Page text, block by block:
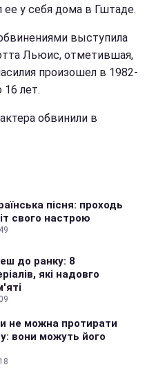
ее у себя дома в Гштаде.
выступила
Льюис, отметившая,
произошел в 1982-
лет.
обвинили в
пісня: проходь
свого настрою
до ранку: 8
які надовго
не можна протирати
вони можуть його